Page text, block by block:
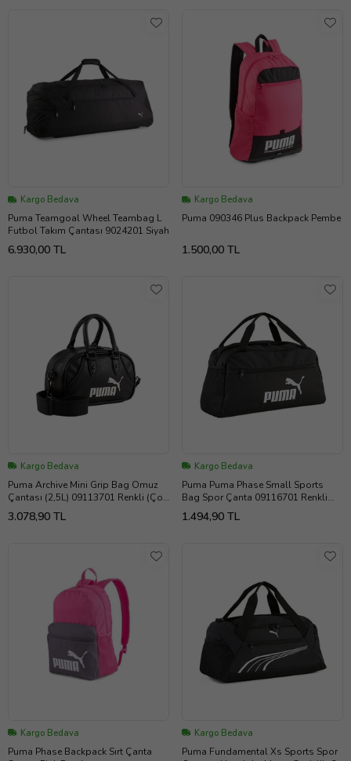
Kargo Bedava
Puma Teamgoal Wheel Teambag L
Futbol Takım Çantası 9024201 Siyah
6.930,00 TL
Kargo Bedava
Puma 090346 Plus Backpack Pembe
1.500,00 TL
Kargo Bedava
Puma Archive Mini Grip Bag Omuz
Çantası (2,5L) 09113701 Renkli (Çok
Renkli)
3.078,90 TL
Kargo Bedava
Puma Puma Phase Small Sports
Bag Spor Çanta 09116701 Renkli
(Çok Renkli)
1.494,90 TL
Kargo Bedava
Puma Phase Backpack Sırt Çanta
Kargo Bedava
Puma Fundamental Xs Sports Spor